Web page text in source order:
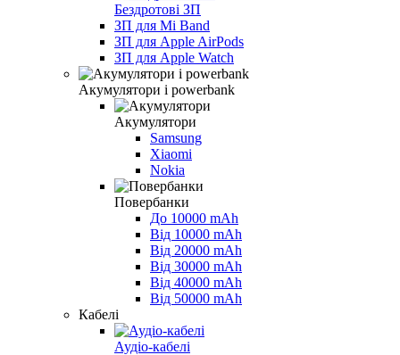
Бездротові ЗП
ЗП для Mi Band
ЗП для Apple AirPods
ЗП для Apple Watch
Акумулятори і powerbank
Акумулятори
Samsung
Xiaomi
Nokia
Повербанки
До 10000 mAh
Від 10000 mAh
Від 20000 mAh
Від 30000 mAh
Від 40000 mAh
Від 50000 mAh
Кабелі
Аудіо-кабелі